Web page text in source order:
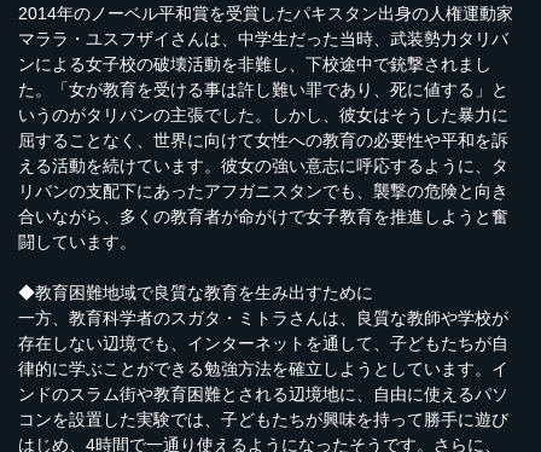
2014年のノーベル平和賞を受賞したパキスタン出身の人権運動家
マララ・ユスフザイさんは、中学生だった当時、武装勢力タリバ
ンによる女子校の破壊活動を非難し、下校途中で銃撃されまし
た。「女が教育を受ける事は許し難い罪であり、死に値する」と
いうのがタリバンの主張でした。しかし、彼女はそうした暴力に
屈することなく、世界に向けて女性への教育の必要性や平和を訴
える活動を続けています。彼女の強い意志に呼応するように、タ
リバンの支配下にあったアフガニスタンでも、襲撃の危険と向き
合いながら、多くの教育者が命がけで女子教育を推進しようと奮
闘しています。
◆教育困難地域で良質な教育を生み出すために
一方、教育科学者のスガタ・ミトラさんは、良質な教師や学校が
存在しない辺境でも、インターネットを通して、子どもたちが自
律的に学ぶことができる勉強方法を確立しようとしています。イ
ンドのスラム街や教育困難とされる辺境地に、自由に使えるパソ
コンを設置した実験では、子どもたちが興味を持って勝手に遊び
はじめ、4時間で一通り使えるようになったそうです。さらに、